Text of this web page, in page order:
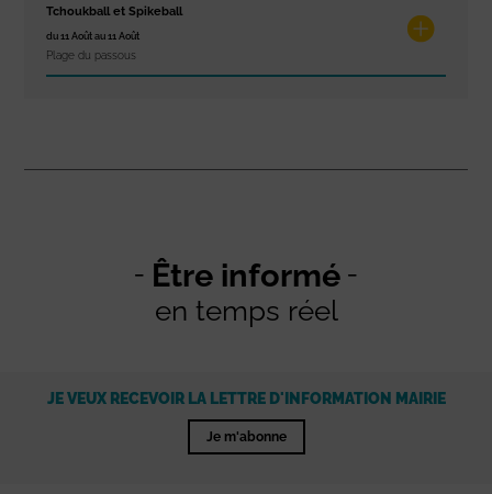
Tchoukball et Spikeball
du 11 Août au 11 Août
Plage du passous
Être informé
en temps réel
JE VEUX RECEVOIR LA LETTRE D'INFORMATION MAIRIE
Je m'abonne